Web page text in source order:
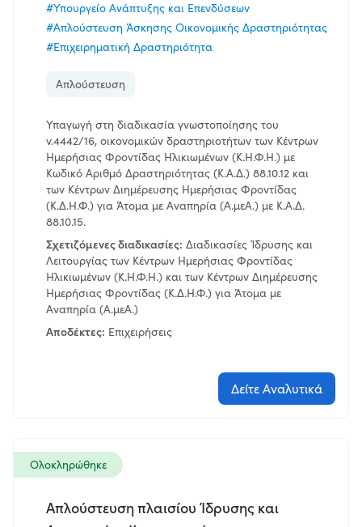
#Επιχειρηματική Δραστηριότητα
#Απλούστευση Άσκησης Οικονομικής Δραστηριότητας
#Υπουργείο Ανάπτυξης και Επενδύσεων
Απλούστευση
Υπαγωγή στη διαδικασία γνωστοποίησης του
ν.4442/16, οικονομικών δραστηριοτήτων των Κέντρων
Ημερήσιας Φροντίδας Ηλικιωμένων (Κ.Η.Φ.Η.) με
Κωδικό Αριθμό Δραστηριότητας (Κ.Α.Δ.) 88.10.12 και
των Κέντρων Διημέρευσης Ημερήσιας Φροντίδας
(Κ.Δ.Η.Φ.) για Άτομα με Αναπηρία (Α.μεΑ.) με Κ.Α.Δ.
88.10.15.
Σχετιζόμενες διαδικασίες: Διαδικασίες Ίδρυσης και
Λειτουργίας των Κέντρων Ημερήσιας Φροντίδας
Ηλικιωμένων (Κ.Η.Φ.Η.) και των Κέντρων Διημέρευσης
Ημερήσιας Φροντίδας (Κ.Δ.Η.Φ.) για Άτομα με
Αναπηρία (Α.μεΑ.)
Αποδέκτες: Επιχειρήσεις
Δείτε Αναλυτικά
Ολοκληρώθηκε
Απλούστευση πλαισίου Ίδρυσης και